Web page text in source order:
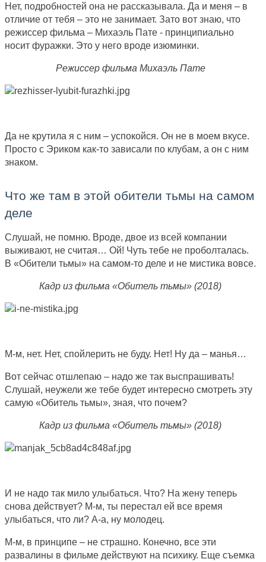
Нет, подробностей она не рассказывала. Да и меня – в
отличие от тебя – это не занимает. Зато вот знаю, что
режиссер фильма – Михаэль Пате - принципиально
носит фуражки. Это у него вроде изюминки.
Режиссер фильма Михаэль Пате
Да не крутила я с ним – успокойся. Он не в моем вкусе.
Просто с Эриком как-то зависали по клубам, а он с ним
знаком.
Что же там в этой обители тьмы на самом
деле
Слушай, не помню. Вроде, двое из всей компании
выживают, не считая… Ой! Чуть тебе не проболталась.
В «Обители тьмы» на самом-то деле и не мистика вовсе.
Кадр из фильма «Обитель тьмы» (2018)
М-м, нет. Нет, спойлерить не буду. Нет! Ну да – манья…
Вот сейчас отшлепаю – надо же так выспрашивать!
Слушай, неужели же тебе будет интересно смотреть эту
самую «Обитель тьмы», зная, что почем?
Кадр из фильма «Обитель тьмы» (2018)
И не надо так мило улыбаться. Что? На жену теперь
снова действует? М-м, ты перестал ей все время
улыбаться, что ли? А-а, ну молодец.
М-м, в принципе – не страшно. Конечно, все эти
развалины в фильме действуют на психику. Еще съемка